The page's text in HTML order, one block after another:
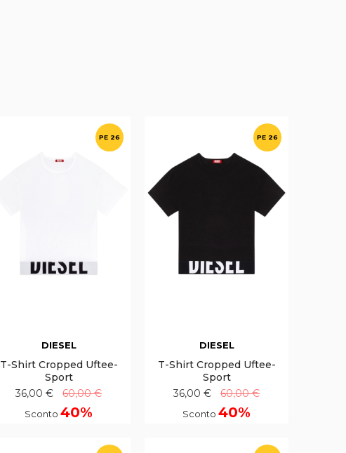
PE 26
DIESEL
T-Shirt Cropped Uftee-
Sport
36,00 €
60,00 €
Sconto 40%
PE 26
DIESEL
T-Shirt Cropped Uftee-
Sport
36,00 €
60,00 €
Sconto 40%